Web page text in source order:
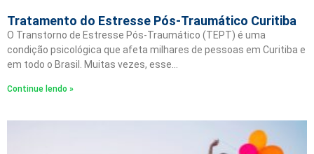
Tratamento do Estresse Pós-Traumático Curitiba
O Transtorno de Estresse Pós-Traumático (TEPT) é uma
condição psicológica que afeta milhares de pessoas em Curitiba e
em todo o Brasil. Muitas vezes, esse…
Continue lendo »